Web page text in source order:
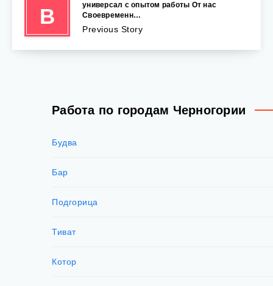
В
универсал с опытом работы От нас
Своевременн…
Previous Story
Работа по городам Черногории
Будва
Бар
Подгорица
Тиват
Котор